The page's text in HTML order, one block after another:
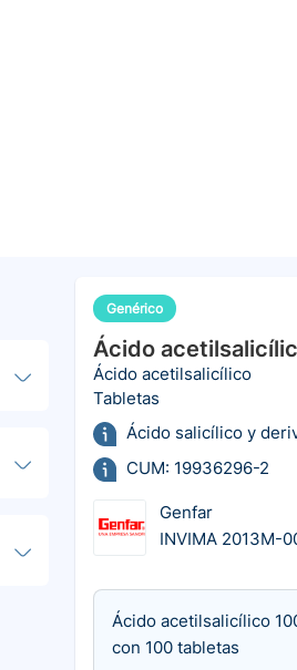
Genérico
Ácido
Ácido acetilsalicílico
Tabletas
Ácido salicílico y
CUM: 19936296-2
Genfar
INVIMA 2013M-
Ácido acetilsalicílico
con 100 tabletas